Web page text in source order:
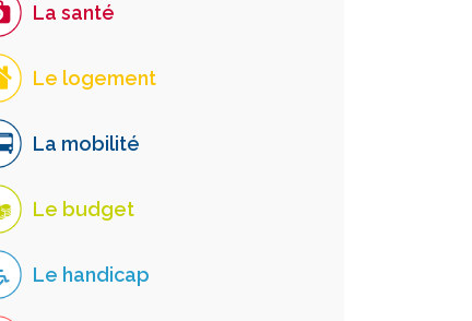
La santé
Le logement
La mobilité
Le budget
Le handicap